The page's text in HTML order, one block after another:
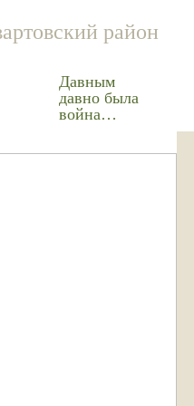
район
Давным
давно была
война…